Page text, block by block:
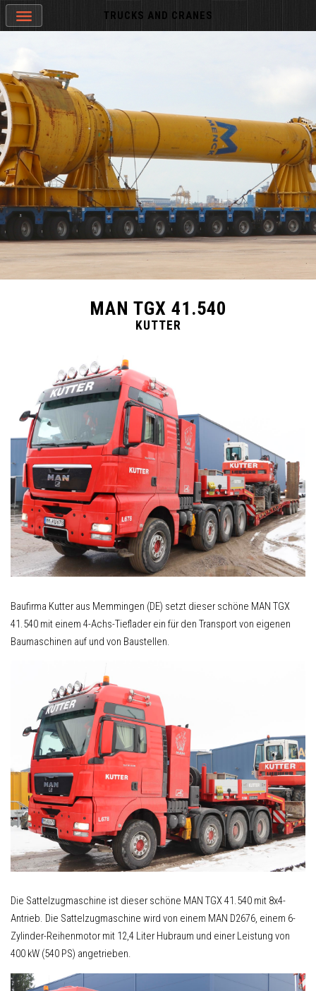
MAN TGX 41.540
KUTTER
Baufirma Kutter aus Memmingen (DE) setzt dieser schöne MAN TGX
41.540 mit einem 4-Achs-Tieflader ein für den Transport von eigenen
Baumaschinen auf und von Baustellen.
Die Sattelzugmaschine ist dieser schöne MAN TGX 41.540 mit 8x4-
Antrieb. Die Sattelzugmaschine wird von einem MAN D2676, einem 6-
Zylinder-Reihenmotor mit 12,4 Liter Hubraum und einer Leistung von
400 kW (540 PS) angetrieben.
TRUCKS AND CRANES